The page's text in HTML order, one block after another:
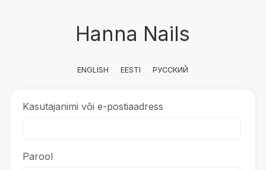
Hanna Nails
ENGLISH EESTI РУССКИЙ
Kasutajanimi või e-postiaadress
Parool